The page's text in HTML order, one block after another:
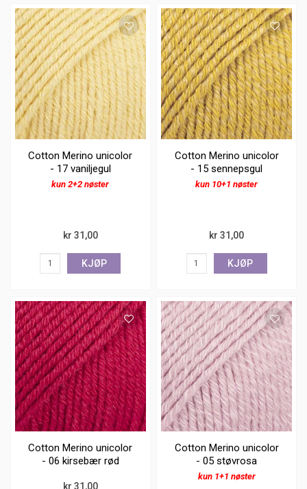
Cotton Merino unicolor
- 17 vaniljegul
kun 2+2 nøster
kr 31,00
KJØP
Cotton Merino unicolor
- 15 sennepsgul
kun 10+1 nøster
kr 31,00
KJØP
Cotton Merino unicolor
- 06 kirsebær rød
kr 31,00
Cotton Merino unicolor
- 05 støvrosa
kun 1+1 nøster